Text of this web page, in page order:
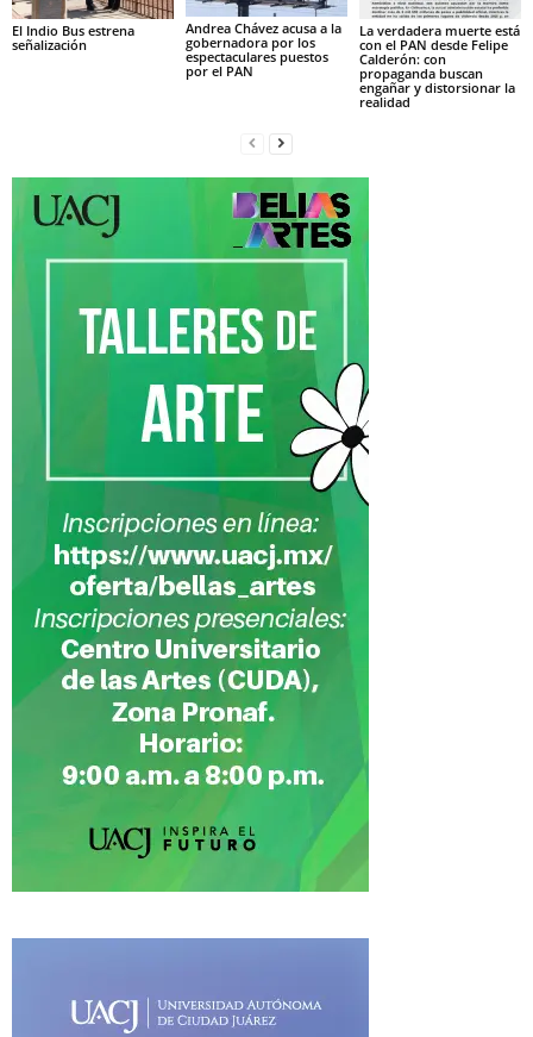
El Indio Bus estrena
señalización
Andrea Chávez acusa a la
gobernadora por los
espectaculares puestos
por el PAN
La verdadera muerte está
con el PAN desde Felipe
Calderón: con
propaganda buscan
engañar y distorsionar la
realidad